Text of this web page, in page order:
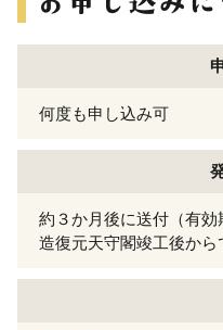
何度も申し込み可
約３か月後に送付（有
造復元天守閣竣工後から